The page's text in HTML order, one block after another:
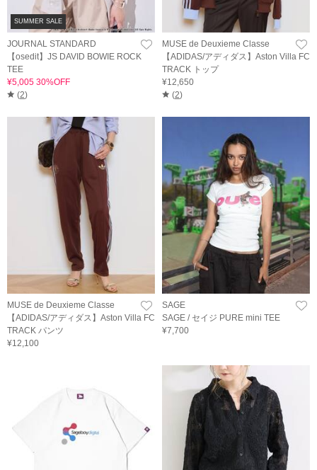
SUMMER SALE
JOURNAL STANDARD
【osedit】JS DAVID BOWIE ROCK
TEE
¥5,005 30%OFF
(2)
MUSE de Deuxieme Classe
【ADIDAS/アディダス】Aston Villa FC
TRACK トップ
¥12,650
(2)
MUSE de Deuxieme Classe
【ADIDAS/アディダス】Aston Villa FC
TRACK パンツ
¥12,100
SAGE
SAGE / セイジ PURE mini TEE
¥7,700